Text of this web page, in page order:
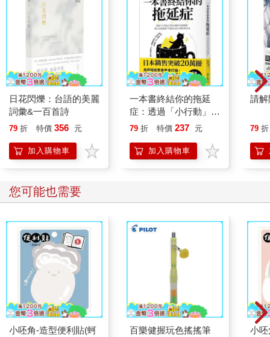
日花閃爍：台語的美麗
詞彙&一百首詩
79 折 特價 356 元
加入購物車
一本書終結你的拖延
症：透過「小行動」打
開大腦的行動開關，懶
的37個科學方法
79 折 特價 237 元
加入購物車
請解
79 折
您可能也需要
小呸角-造型便利貼(蚵
百樂健握玩色搖搖筆
小